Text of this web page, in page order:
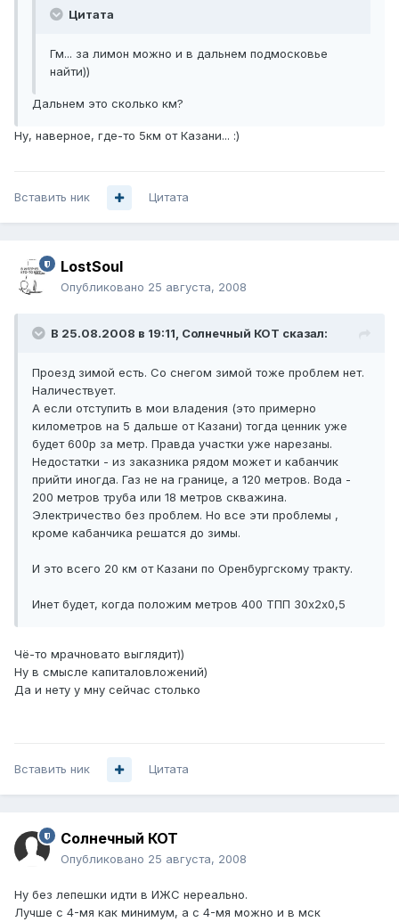
Цитата
Гм... за лимон можно и в дальнем подмосковье
найти))
Дальнем это сколько км?
Ну, наверное, где-то 5км от Казани... :)
Вставить ник Цитата
LostSoul
Опубликовано 25 августа, 2008
В 25.08.2008 в 19:11, Солнечный КОТ сказал:
Проезд зимой есть. Со снегом зимой тоже проблем нет.
Наличествует.
А если отступить в мои владения (это примерно
километров на 5 дальше от Казани) тогда ценник уже
будет 600р за метр. Правда участки уже нарезаны.
Недостатки - из заказника рядом может и кабанчик
прийти иногда. Газ не на границе, а 120 метров. Вода -
200 метров труба или 18 метров скважина.
Электричество без проблем. Но все эти проблемы ,
кроме кабанчика решатся до зимы.
И это всего 20 км от Казани по Оренбургскому тракту.
Инет будет, когда положим метров 400 ТПП 30х2х0,5
Чё-то мрачновато выглядит))
Ну в смысле капиталовложений)
Да и нету у мну сейчас столько
Вставить ник Цитата
Солнечный КОТ
Опубликовано 25 августа, 2008
Ну без лепешки идти в ИЖС нереально.
Лучше с 4-мя как минимум, а с 4-мя можно и в мск